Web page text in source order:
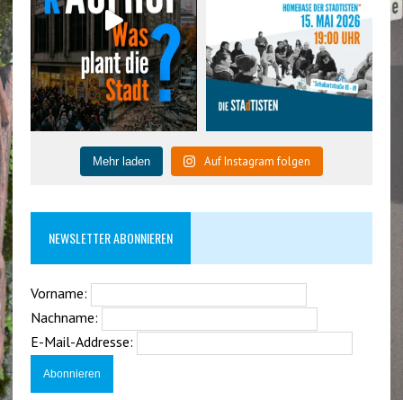
Mehr laden Auf Instagram folgen
NEWSLETTER ABONNIEREN
Vorname:
Nachname:
E-Mail-Addresse: